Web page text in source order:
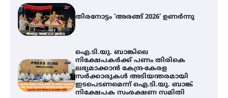
തിരനോട്ടം ‘അരങ്ങ് 2026’ ഉണർന്നു
ഐ.ടി.യു. ബാങ്കിലെ
നിക്ഷേപകർക്ക് പണം തിരികെ
ലഭ്യമാക്കാൻ കേന്ദ്ര-കേരള
സർക്കാരുകൾ അടിയന്തരമായി
ഇടപെടണമെന്ന് ഐ.ടി.യു. ബാങ്ക്
നിക്ഷേപക സംരക്ഷണ സമിതി